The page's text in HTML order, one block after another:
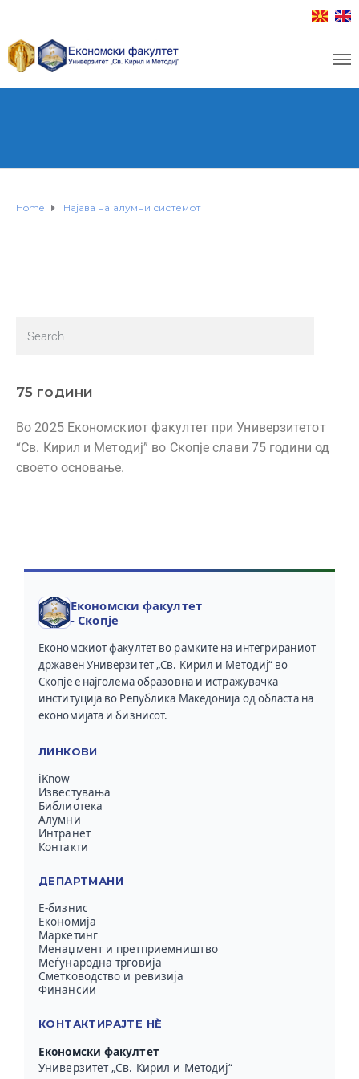
Home Најава на алумни системот
75 години
Во 2025 Економскиот факултет при Универзитетот
“Св. Кирил и Методиј” во Скопје слави 75 години од
своето основање.
Економски факултет
- Скопје
Економскиот факултет во рамките на интегрираниот
државен Универзитет „Св. Кирил и Методиј“ во
Скопје е најголема образовна и истражувачка
институција во Република Македонија од областа на
економијата и бизнисот.
ЛИНКОВИ
iKnow
Известувања
Библиотека
Алумни
Интранет
Контакти
ДЕПАРТМАНИ
Е-бизнис
Економија
Маркетинг
Менаџмент и претприемништво
Меѓународна трговија
Сметководство и ревизија
Финансии
КОНТАКТИРАЈТЕ НЀ
Економски факултет
Универзитет „Св. Кирил и Методиј“